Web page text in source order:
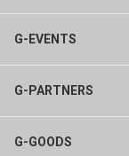
G-EVENTS
G-PARTNERS
G-GOODS